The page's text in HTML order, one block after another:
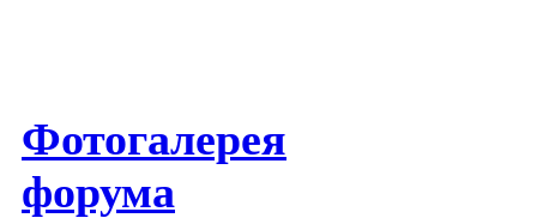
Фотогалерея
форума